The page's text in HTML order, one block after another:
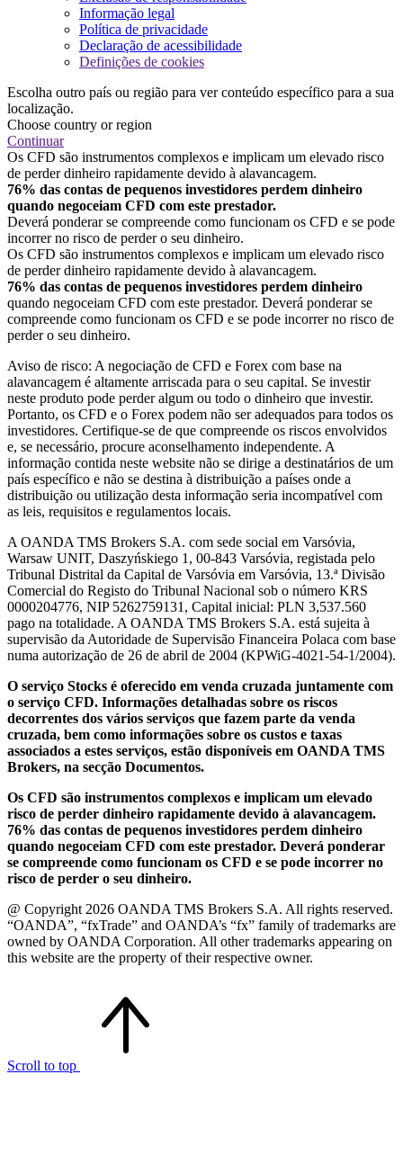
Informação legal
Política de privacidade
Declaração de acessibilidade
Definições de cookies
Escolha outro país ou região para ver conteúdo específico para a sua
localização.
Choose country or region
Continuar
Os CFD são instrumentos complexos e implicam um elevado risco
de perder dinheiro rapidamente devido à alavancagem.
76% das contas de pequenos investidores perdem dinheiro
quando negoceiam CFD com este prestador.
Deverá ponderar se compreende como funcionam os CFD e se pode
incorrer no risco de perder o seu dinheiro.
Os CFD são instrumentos complexos e implicam um elevado risco
de perder dinheiro rapidamente devido à alavancagem.
76% das contas de pequenos investidores perdem dinheiro
quando negoceiam CFD com este prestador. Deverá ponderar se
compreende como funcionam os CFD e se pode incorrer no risco de
perder o seu dinheiro.
Aviso de risco: A negociação de CFD e Forex com base na
alavancagem é altamente arriscada para o seu capital. Se investir
neste produto pode perder algum ou todo o dinheiro que investir.
Portanto, os CFD e o Forex podem não ser adequados para todos os
investidores. Certifique-se de que compreende os riscos envolvidos
e, se necessário, procure aconselhamento independente. A
informação contida neste website não se dirige a destinatários de um
país específico e não se destina à distribuição a países onde a
distribuição ou utilização desta informação seria incompatível com
as leis, requisitos e regulamentos locais.
A OANDA TMS Brokers S.A. com sede social em Varsóvia,
Warsaw UNIT, Daszyńskiego 1, 00-843 Varsóvia, registada pelo
Tribunal Distrital da Capital de Varsóvia em Varsóvia, 13.ª Divisão
Comercial do Registo do Tribunal Nacional sob o número KRS
0000204776, NIP 5262759131, Capital inicial: PLN 3,537.560
pago na totalidade. A OANDA TMS Brokers S.A. está sujeita à
supervisão da Autoridade de Supervisão Financeira Polaca com base
numa autorização de 26 de abril de 2004 (KPWiG-4021-54-1/2004).
O serviço Stocks é oferecido em venda cruzada juntamente com
o serviço CFD. Informações detalhadas sobre os riscos
decorrentes dos vários serviços que fazem parte da venda
cruzada, bem como informações sobre os custos e taxas
associados a estes serviços, estão disponíveis em OANDA TMS
Brokers, na secção Documentos.
Os CFD são instrumentos complexos e implicam um elevado
risco de perder dinheiro rapidamente devido à alavancagem.
76% das contas de pequenos investidores perdem dinheiro
quando negoceiam CFD com este prestador. Deverá ponderar
se compreende como funcionam os CFD e se pode incorrer no
risco de perder o seu dinheiro.
@ Copyright 2026 OANDA TMS Brokers S.A. All rights reserved.
“OANDA”, “fxTrade” and OANDA’s “fx” family of trademarks are
owned by OANDA Corporation. All other trademarks appearing on
this website are the property of their respective owner.
Scroll to top